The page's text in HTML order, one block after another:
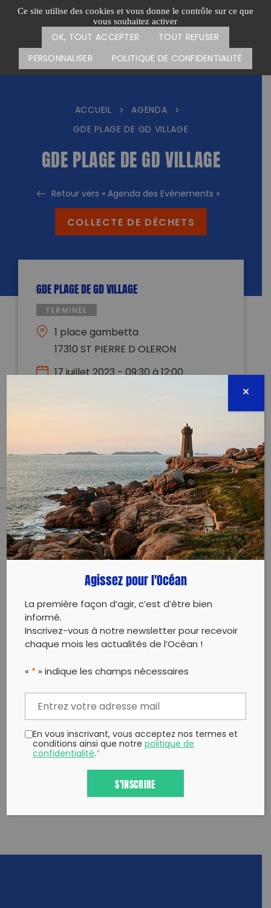
Ce site utilise des cookies et vous donne le contrôle sur ce que
vous souhaitez activer
OK, TOUT ACCEPTER
TOUT REFUSER
PERSONNALISER
POLITIQUE DE CONFIDENTIALITÉ
Passer
Menu
CARTE DES ACTIONS FAIRE UN DON
ACCUEIL > AGENDA
>
GDE PLAGE DE GD VILLAGE
GDE PLAGE DE GD VILLAGE
Retour vers « Agenda des Evénements »
COLLECTE DE DÉCHETS
GDE PLAGE DE GD VILLAGE
TERMINÉE
1 place gambetta
17310 ST PIERRE D OLERON
17 juillet 2023 - 09:30 à 12:00
tousalaramasse17@gmail.com
Tous à la ramasse?!
PARTAGER CET ARTICLE:
Partager sur Facebook
Partager sur
Twitter
Envoyer à
un ami
Copy to clipboard
Agissez pour l'Océan
La première façon d’agir, c’est d’être bien
informé.
Inscrivez-vous à notre newsletter pour recevoir
chaque mois les actualités de l’Océan !
« * » indique les champs nécessaires
En vous inscrivant, vous acceptez nos termes et
conditions ainsi que notrepolitique de
confidentialité.*
S'INSCRIRE